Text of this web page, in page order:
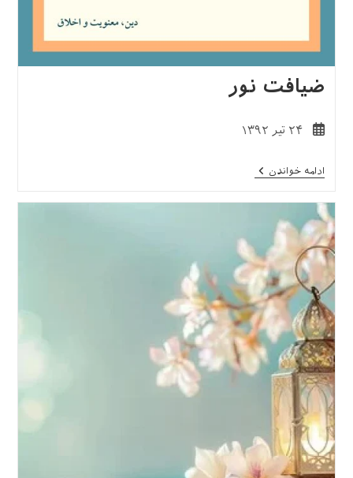
ضیافت نور
نوشته
است:
۲۴ تیر ۱۳۹۲
ادامه خواندنضیافت